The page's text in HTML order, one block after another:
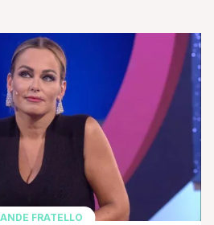
FRATELLO